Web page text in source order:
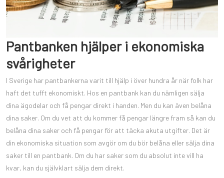
Pantbanken hjälper i ekonomiska
svårigheter
I Sverige har pantbankerna varit till hjälp i över hundra år när folk har
haft det tufft ekonomiskt. Hos en pantbank kan du nämligen sälja
dina ägodelar och få pengar direkt i handen. Men du kan även belåna
dina saker. Om du vet att du kommer få pengar längre fram så kan du
belåna dina saker och få pengar för att täcka akuta utgifter. Det är
din ekonomiska situation som avgör om du bör belåna eller sälja dina
saker till en pantbank. Om du har saker som du absolut inte vill ha
kvar, kan du självklart sälja dem direkt.